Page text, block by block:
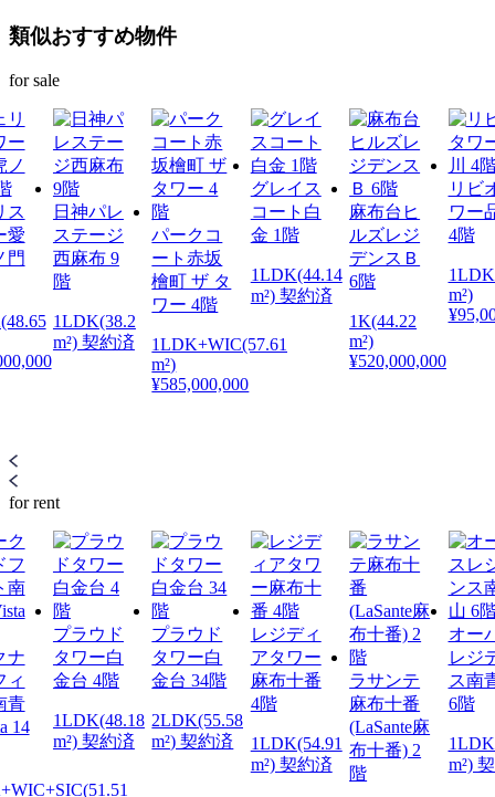
類似おすすめ物件
for sale
ス
愛
門
日神パレ
ステージ
西麻布 9
階
1LDK(38.2
m²) 契約済
パークコ
ート赤坂
檜町 ザ タ
ワー 4階
1LDK+WIC(57.61
m²)
¥585,000,000
グレイス
コート白
金 1階
1LDK(44.14
m²) 契約済
麻布台ヒ
ルズレジ
デンスＢ
6階
1K(44.22
m²)
¥520,000,000
リビ
ワー
4階
m²)
for rent
ナ
ィ
青
14
プラウド
タワー白
金台 4階
1LDK(48.18
m²) 契約済
プラウド
タワー白
金台 34階
2LDK(55.58
m²) 契約済
レジディ
アタワー
麻布十番
4階
1LDK(54.91
m²) 契約済
ラサンテ
麻布十番
(LaSante麻
布十番) 2
階
オー
レジ
ス南
6階
m²)